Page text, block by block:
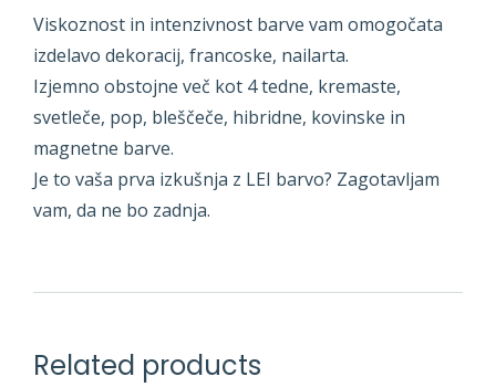
Viskoznost in intenzivnost barve vam omogočata
izdelavo dekoracij, francoske, nailarta.
Izjemno obstojne več kot 4 tedne, kremaste,
svetleče, pop, bleščeče, hibridne, kovinske in
magnetne barve.
Je to vaša prva izkušnja z LEI barvo? Zagotavljam
vam, da ne bo zadnja.
Related products